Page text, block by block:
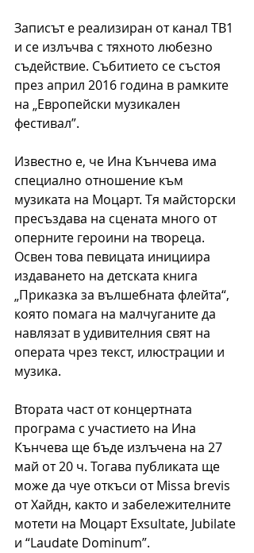
Записът е реализиран от канал ТВ1
и се излъчва с тяхното любезно
съдействие. Събитието се състоя
през април 2016 година в рамките
на „Европейски музикален
фестивал”.
Известно е, че Ина Кънчева има
специално отношение към
музиката на Моцарт. Тя майсторски
пресъздава на сцената много от
оперните героини на твореца.
Освен това певицата инициира
издаването на детската книга
„Приказка за вълшебната флейта“,
която помага на малчуганите да
навлязат в удивителния свят на
операта чрез текст, илюстрации и
музика.
Втората част от концертната
програма с участието на Ина
Кънчева ще бъде излъчена на 27
май от 20 ч. Тогава публиката ще
може да чуе откъси от Missa brevis
от Хайдн, както и забележителните
мотети на Моцарт Exsultate, Jubilate
и “Laudate Dominum”.